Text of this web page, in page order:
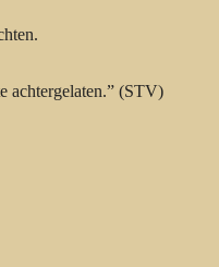
achtergelaten.” (STV)